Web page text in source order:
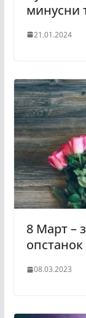
минусни
21.01.2024
8 Март –
опстанок
08.03.2023